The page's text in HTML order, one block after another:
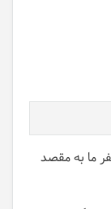
ما به مقصد